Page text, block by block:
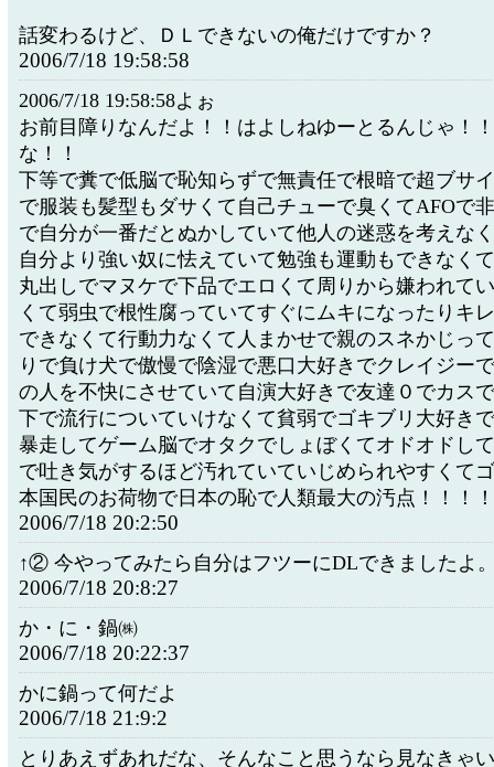
話変わるけど、ＤＬできないの俺だけですか？
2006/7/18 19:58:58
2006/7/18 19:58:58よぉ
お前目障りなんだよ！！はよしねゆーとるんじゃ！
な！！
下等で糞で低脳で恥知らずで無責任で根暗で超ブサ
で服装も髪型もダサくて自己チューで臭くてAFOで
で自分が一番だとぬかしていて他人の迷惑を考えな
自分より強い奴に怯えていて勉強も運動もできなく
丸出しでマヌケで下品でエロくて周りから嫌われて
くて弱虫で根性腐っていてすぐにムキになったりキ
できなくて行動力なくて人まかせで親のスネかじっ
りで負け犬で傲慢で陰湿で悪口大好きでクレイジー
の人を不快にさせていて自演大好きで友達０でカス
下で流行についていけなくて貧弱でゴキブリ大好き
暴走してゲーム脳でオタクでしょぼくてオドオドし
で吐き気がするほど汚れていていじめられやすくて
本国民のお荷物で日本の恥で人類最大の汚点！！！
2006/7/18 20:2:50
↑② 今やってみたら自分はフツーにDLできましたよ
2006/7/18 20:8:27
か・に・鍋㈱
2006/7/18 20:22:37
かに鍋って何だよ
2006/7/18 21:9:2
とりあえずあれだな、そんなこと思うなら見なきゃ